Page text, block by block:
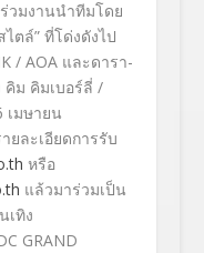
วมงานนำทีมโดย
ไตล์” ที่โด่งดังไป
/ AOA และดารา-
คิม คิมเบอร์ลี่ /
เมษายน
ละเอียดการรับ
หรือ
แล้วมาร่วมเป็น
เทิง
GRAND